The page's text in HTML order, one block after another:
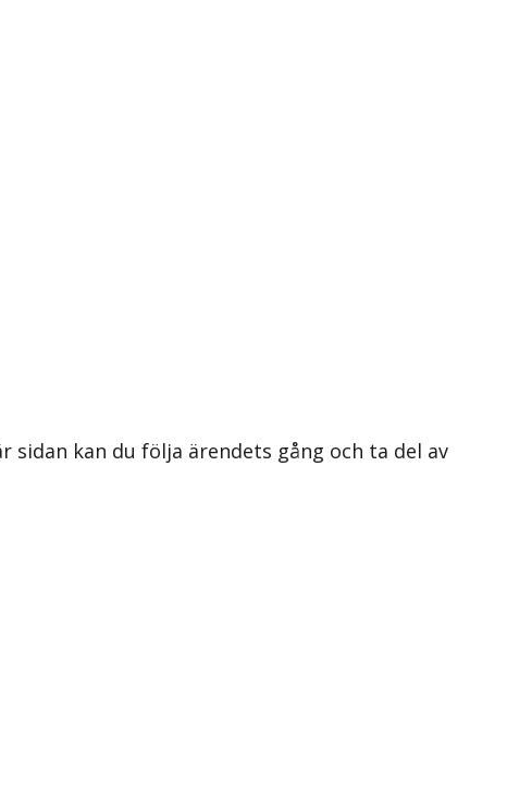
kan du följa ärendets gång och ta del av